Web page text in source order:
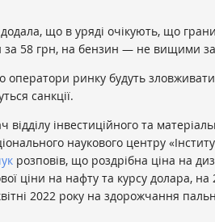
що в уряді очікують, що
58 грн, на бензин — не вищими
оператори ринку будуть
санкції.
відділу інвестиційного та
наукового центру
розповів, що роздрібна ціна на
ціни на нафту та курсу долара,
2022 року на здорожчання